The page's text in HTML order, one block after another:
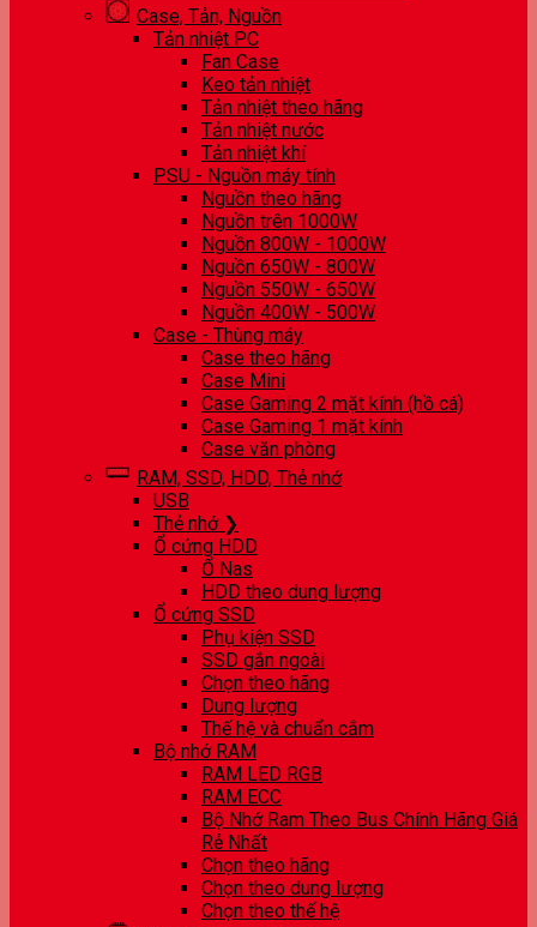
Case, Tản, Nguồn
Tản nhiệt PC
Fan Case
Keo tản nhiệt
Tản nhiệt theo hãng
Tản nhiệt nước
Tản nhiệt khí
PSU - Nguồn máy tính
Nguồn theo hãng
Nguồn trên 1000W
Nguồn 800W - 1000W
Nguồn 650W - 800W
Nguồn 550W - 650W
Nguồn 400W - 500W
Case - Thùng máy
Case theo hãng
Case Mini
Case Gaming 2 mặt kính (hồ cá)
Case Gaming 1 mặt kính
Case văn phòng
RAM, SSD, HDD, Thẻ nhớ
USB
Thẻ nhớ ❯
Ổ cứng HDD
Ổ Nas
HDD theo dung lượng
Ổ cứng SSD
Phụ kiện SSD
SSD gắn ngoài
Chọn theo hãng
Dung lượng
Thế hệ và chuẩn cắm
Bộ nhớ RAM
RAM LED RGB
RAM ECC
Bộ Nhớ Ram Theo Bus Chính Hãng Giá
Rẻ Nhất
Chọn theo hãng
Chọn theo dung lượng
Chọn theo thế hệ